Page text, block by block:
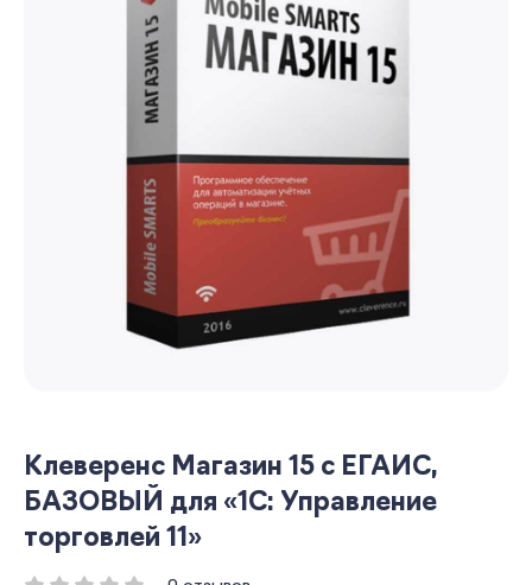
Клеверенс Магазин 15 с ЕГАИС,
БАЗОВЫЙ для «1С: Управление
торговлей 11»